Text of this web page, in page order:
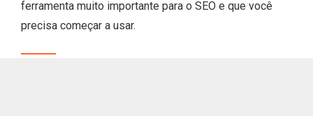
ferramenta muito importante para o SEO e que você
precisa começar a usar.